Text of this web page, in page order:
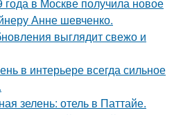
Анне шевченко.
выглядит свежо и
в интерьере всегда сильное
зелень: отель в Паттайе.